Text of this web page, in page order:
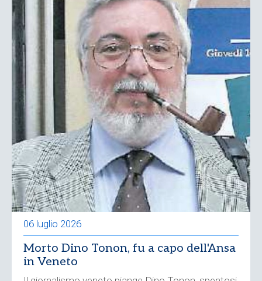
06 luglio 2026
Morto Dino Tonon, fu a capo dell'Ansa
in Veneto